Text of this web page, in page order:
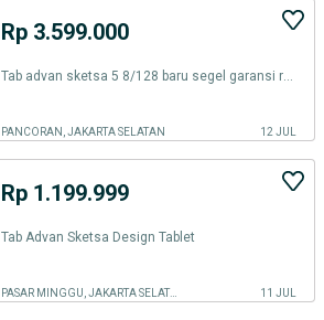
Rp 3.599.000
PANCORAN, JAKARTA SELATAN 12 JUL
Rp 1.199.999
Tab Advan Sketsa Design Tablet
PASAR MINGGU, JAKARTA SELATAN 11 JUL